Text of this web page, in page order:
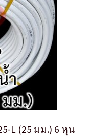
L (25 มม.) 6 หุน